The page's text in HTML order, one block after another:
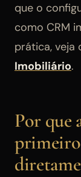
que o
como CRM
prática, veja
Imobiliário.
Por que